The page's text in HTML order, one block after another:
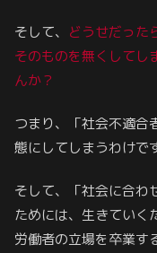
そして、 どうせだった
そのものを無くしてし
んか？
つまり、「社会不適合
態にしてしまうわけで
そして、「社会に合わ
ためには、生きていく
労働者の立場を卒業す